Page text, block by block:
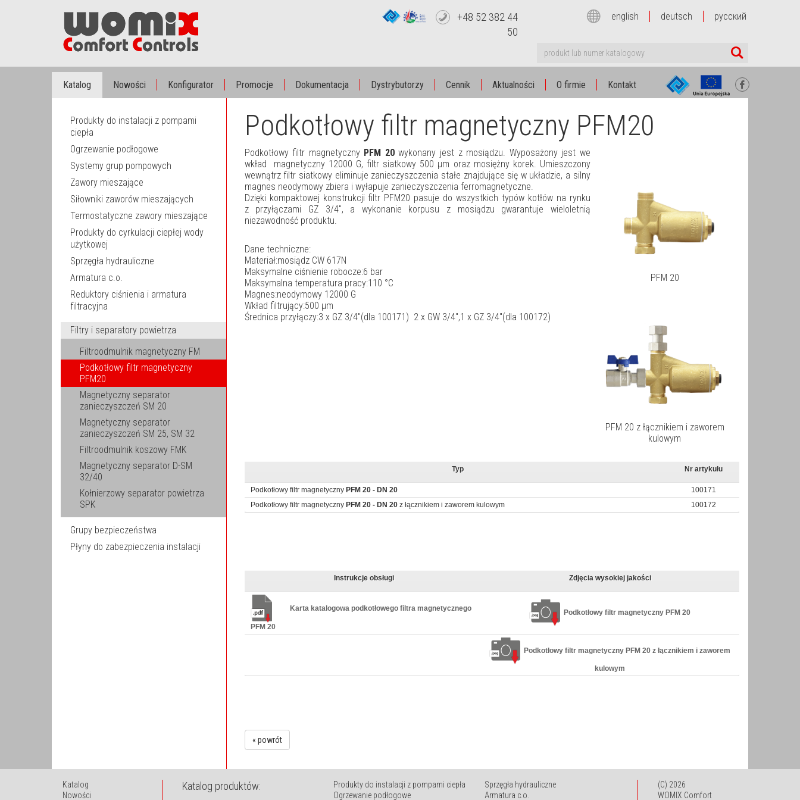
+48 52 382 44
50
english deutsch русский
Katalog Nowości Konfigurator Promocje Dokumentacja Dystrybutorzy Cennik Aktualności O firmie Kontakt
Produkty do instalacji z pompami
ciepła
Ogrzewanie podłogowe
Systemy grup pompowych
Zawory mieszające
Siłowniki zaworów mieszających
Termostatyczne zawory mieszające
Produkty do cyrkulacji ciepłej wody
użytkowej
Sprzęgła hydrauliczne
Armatura c.o.
Reduktory ciśnienia i armatura
filtracyjna
Filtry i separatory powietrza
Filtroodmulnik magnetyczny FM
Podkotłowy filtr magnetyczny
PFM20
Magnetyczny separator
zanieczyszczeń SM 20
Magnetyczny separator
zanieczyszczeń SM 25, SM 32
Filtroodmulnik koszowy FMK
Magnetyczny separator D-SM
32/40
Kołnierzowy separator powietrza
SPK
Grupy bezpieczeństwa
Płyny do zabezpieczenia instalacji
Podkotłowy filtr magnetyczny PFM20
Podkotłowy filtr magnetyczny PFM 20wykonany jest z mosiądzu. Wyposażony jest we
wkład magnetyczny 12000 G, filtr siatkowy 500 μm oraz mosiężny korek. Umieszczony
wewnątrz filtr siatkowy eliminuje zanieczyszczenia stałe znajdujące się w układzie, a silny
magnes neodymowy zbiera i wyłapuje zanieczyszczenia ferromagnetyczne.
Dzięki kompaktowej konstrukcji filtr PFM20 pasuje do wszystkich typów kotłów na rynku
z przyłączami GZ 3/4", a wykonanie korpusu z mosiądzu gwarantuje wieloletnią
niezawodność produktu.
Dane techniczne:
Materiał:mosiądz CW 617N
Maksymalne ciśnienie robocze:6 bar
Maksymalna temperatura pracy:110 °C
Magnes:neodymowy 12000 G
Wkład filtrujący:500 μm
Średnica przyłączy:3 x GZ 3/4"(dla 100171) 2 x GW 3/4",1 x GZ 3/4"(dla 100172)
PFM 20
PFM 20 z łącznikiem i zaworem
kulowym
Typ Nr artykułu
Podkotłowy filtr magnetyczny PFM 20 - DN 20
100171
Podkotłowy filtr magnetyczny PFM 20 - DN 20z łącznikiem i zaworem kulowym 100172
Instrukcje obsługi Zdjęcia wysokiej jakości
Karta katalogowa podkotłowego filtra magnetycznego
PFM 20
Podkotłowy filtr magnetyczny PFM 20
Podkotłowy filtr magnetyczny PFM 20 z łącznikiem i zaworem
kulowym
« powrót
Katalog
Nowości
Katalog produktów:
Produkty do instalacji z pompami ciepła
Ogrzewanie podłogowe
Sprzęgła hydrauliczne
Armatura c.o.
(C) 2026
WOMIX Comfort